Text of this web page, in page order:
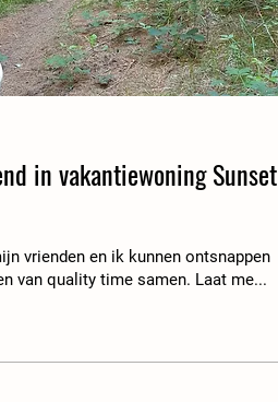
in vakantiewoning Sunset
vrienden en ik kunnen ontsnappen
van quality time samen. Laat me...